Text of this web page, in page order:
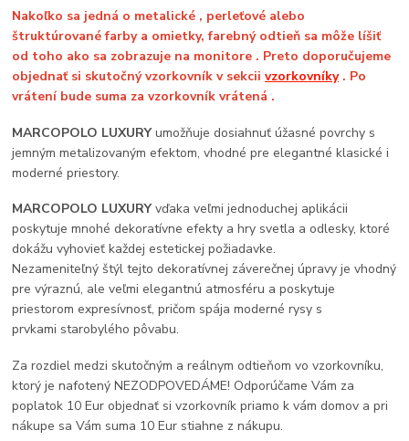
Nakoľko sa jedná o metalické , perleťové alebo
štruktúrované farby a omietky, farebný odtieň sa môže líšiť
od toho ako sa zobrazuje na monitore . Preto doporučujeme
objednať si skutočný vzorkovník v sekciivzorkovníky. Po
vrátení bude suma za vzorkovník vrátená .
MARCOPOLO LUXURYumožňuje dosiahnuť úžasné povrchy s
jemným metalizovaným efektom, vhodné pre elegantné klasické i
moderné priestory.
MARCOPOLO LUXURYvďaka veľmi jednoduchej aplikácii
poskytuje mnohé dekoratívne efekty a hry svetla a odlesky, ktoré
dokážu vyhovieť každej estetickej požiadavke.
Nezameniteľný štýl tejto dekoratívnej záverečnej úpravy je vhodný
pre výraznú, ale veľmi elegantnú atmosféru a poskytuje
priestorom expresívnosť, pričom spája moderné rysy s
prvkami starobylého pôvabu.
Za rozdiel medzi skutočným a reálnym odtieňom vo vzorkovníku,
ktorý je nafotený NEZODPOVEDÁME! Odporúčame Vám za
poplatok 10 Eur objednať si vzorkovník priamo k vám domov a pri
nákupe sa Vám suma 10 Eur stiahne z nákupu.